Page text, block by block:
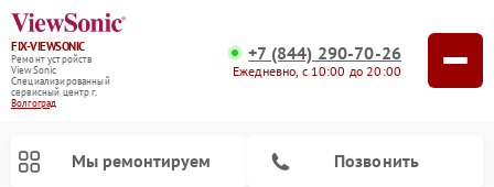
FIX-VIEWSONIC
Ремонт устройств
ViewSonic
Специализированный
cервисный центр г.
Волгоград
+7 (844) 290-70-26
Ежедневно, с 10:00 до 20:00
Мы ремонтируем Позвонить